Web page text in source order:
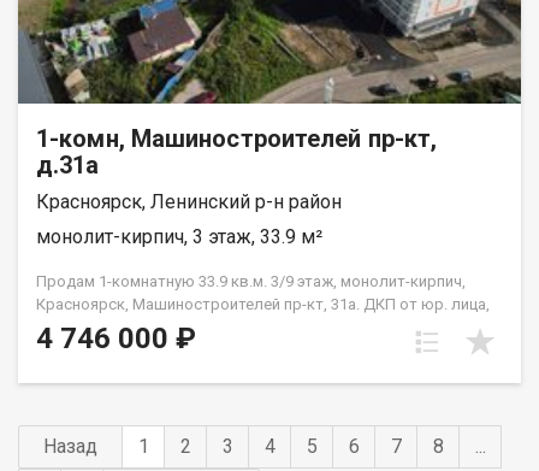
1-комн, Машиностроителей пр-кт,
д.31а
Красноярск, Ленинский р-н район
монолит-кирпич, 3 этаж, 33.9 м²
Продам 1-комнатную 33.9 кв.м. 3/9 этаж, монолит-кирпич,
Красноярск, Машиностроителей пр-кт, 31а. ДКП от юр. лица,
не от Застройщика
4 746 000 ₽
Назад 1 2 3 4 5 6 7 8
...